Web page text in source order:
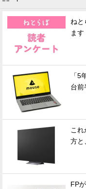
ねと
ます
「5
台前
これ
方と
FP